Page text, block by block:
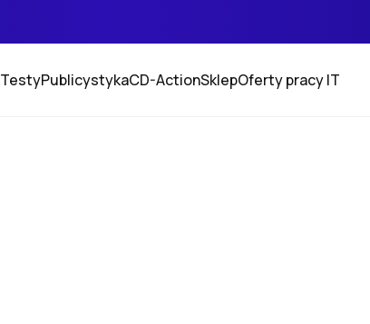
TestyPublicystykaCD-ActionSklepOferty pracy IT